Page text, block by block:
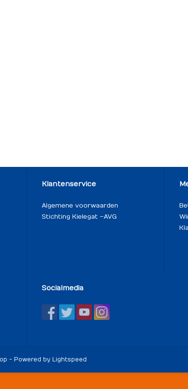
Klantenservice
Algemene voorwaarden
Stichting Kielegat – AVG
Socialmedia
- Powered by Lightspeed